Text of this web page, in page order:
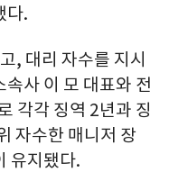
다.
, 대리 자수를 지시
사 이 모 대표와 전
각각 징역 2년과 징
자수한 매니저 장
유지됐다.